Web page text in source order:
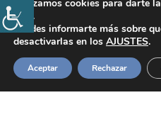
Utilizamos cookies para darte
web.
Puedes informarte más sobre
desactivarlas en los AJUSTES.
Aceptar Rechazar